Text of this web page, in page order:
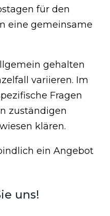
für den
eine gemeinsame
gehalten
variieren. Im
Fragen
zuständigen
klären.
ein Angebot
uns!